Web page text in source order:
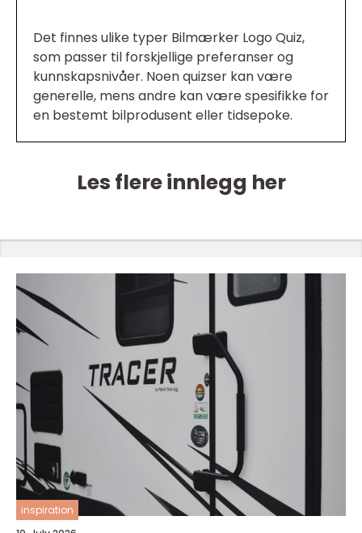
Det finnes ulike typer Bilmærker Logo Quiz,
som passer til forskjellige preferanser og
kunnskapsnivåer. Noen quizser kan være
generelle, mens andre kan være spesifikke for
en bestemt bilprodusent eller tidsepoke.
Les flere innlegg her
inspiration